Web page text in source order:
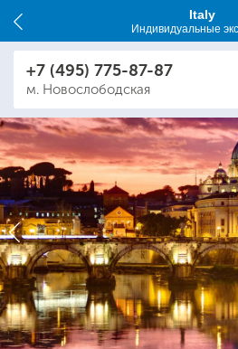
Italy
Индивидуальные
+7 (495) 775-87-87
м. Новослободская